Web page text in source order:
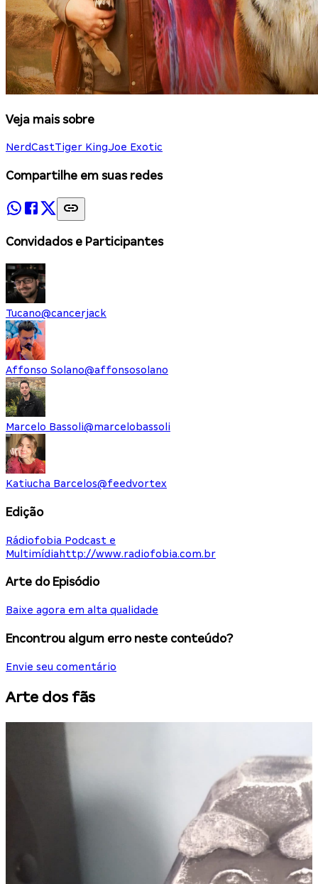
Veja mais sobre
NerdCastTiger KingJoe Exotic
Compartilhe em suas redes
Convidados e Participantes
Tucano@cancerjack
Affonso Solano@affonsosolano
Marcelo Bassoli@marcelobassoli
Katiucha Barcelos@feedvortex
Edição
Rádiofobia Podcast e
Multimídia http://www.radiofobia.com.br
Arte do Episódio
Baixe agora em alta qualidade
Encontrou algum erro neste conteúdo?
Envie seu comentário
Arte dos fãs